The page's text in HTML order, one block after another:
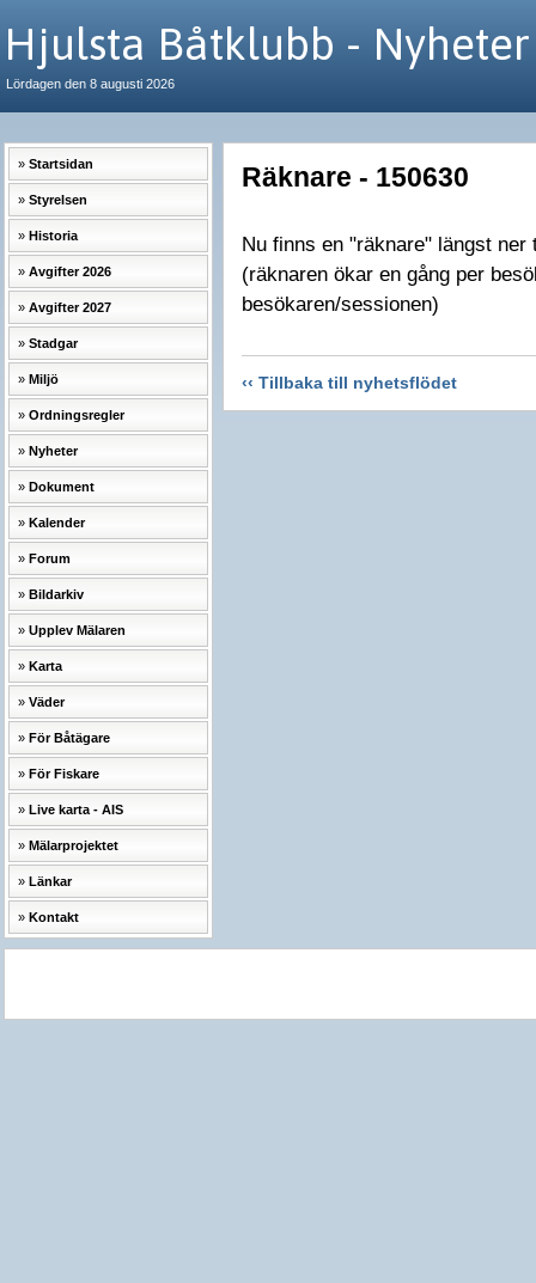
Hjulsta Båtklubb - Nyheter
Lördagen den 8 augusti 2026
Startsidan
Styrelsen
Historia
Avgifter 2026
Avgifter 2027
Stadgar
Miljö
Ordningsregler
Nyheter
Dokument
Kalender
Forum
Bildarkiv
Upplev Mälaren
Karta
Väder
För Båtägare
För Fiskare
Live karta - AIS
Mälarprojektet
Länkar
Kontakt
Räknare - 150630
Nu finns en "räknare" längst
(räknaren ökar en gång per
besökaren/sessionen)
‹‹ Tillbaka till nyhetsflödet